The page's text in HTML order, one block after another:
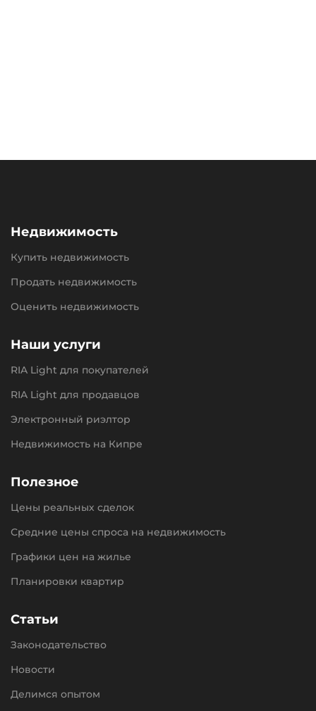
Недвижимость
Купить недвижимость
Продать недвижимость
Оценить недвижимость
Наши услуги
RIA Light для покупателей
RIA Light для продавцов
Электронный риэлтор
Недвижимость на Кипре
Полезное
Цены реальных сделок
Средние цены спроса на недвижимость
Графики цен на жилье
Планировки квартир
Статьи
Законодательство
Новости
Делимся опытом